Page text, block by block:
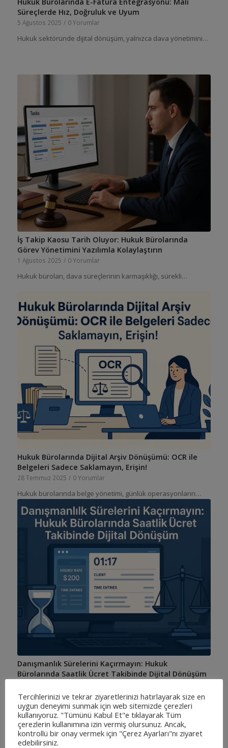
Süreçlerde Hız, Doğruluk ve Uyum
5 Ağustos 2025 / 0 Yorumlar
Hukuk sektöründe dijital dönüşüm, yalnızca dava yönetimini…
İş Takip Kaosu Tarih Oluyor: Hukuk Bürolarında
Görev Yönetimini Yazılımla Kolaylaştırın
1 Ağustos 2025 / 0 Yorumlar
Hukuk büroları, dava süreçlerinin karmaşıklığı, sürekli…
Hukuk Bürolarında Dijital Arşiv Dönüşümü: OCR ile
Belgeleri Sadece Saklamayın, Erişin!
28 Temmuz 2025 / 0 Yorumlar
Hukuk bürolarında belge yönetimi, günlük operasyonların…
Danışmanlık Sürelerini Kaçırmayın: Hukuk
Bürolarında Saatlik Ücret Takibinde Dijital Dönüşüm
Hukuk bürolarında verilen danışmanlık hizmetlerinde
zamanın…
Tercihlerinizi ve tekrar ziyaretlerinizi hatırlayarak size en
uygun deneyimi sunmak için web sitemizde çerezleri
kullanıyoruz. "Tümünü Kabul Et"e tıklayarak Tüm
çerezlerin kullanımına izin vermiş olursunuz. Ancak,
kontrollü bir onay vermek için "Çerez Ayarları"nı ziyaret
edebilirsiniz.